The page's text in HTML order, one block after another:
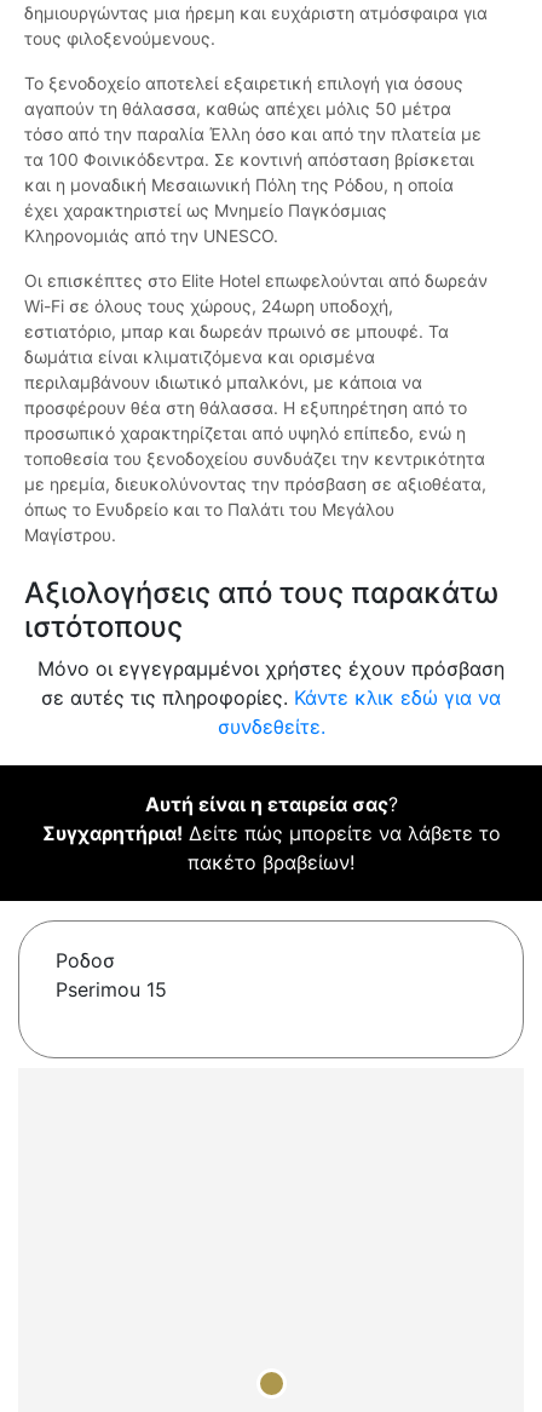
δημιουργώντας μια ήρεμη και ευχάριστη ατμόσφαιρα για
τους φιλοξενούμενους.
Το ξενοδοχείο αποτελεί εξαιρετική επιλογή για όσους
αγαπούν τη θάλασσα, καθώς απέχει μόλις 50 μέτρα
τόσο από την παραλία Έλλη όσο και από την πλατεία με
τα 100 Φοινικόδεντρα. Σε κοντινή απόσταση βρίσκεται
και η μοναδική Μεσαιωνική Πόλη της Ρόδου, η οποία
έχει χαρακτηριστεί ως Μνημείο Παγκόσμιας
Κληρονομιάς από την UNESCO.
Οι επισκέπτες στο Elite Hotel επωφελούνται από δωρεάν
Wi-Fi σε όλους τους χώρους, 24ωρη υποδοχή,
εστιατόριο, μπαρ και δωρεάν πρωινό σε μπουφέ. Τα
δωμάτια είναι κλιματιζόμενα και ορισμένα
περιλαμβάνουν ιδιωτικό μπαλκόνι, με κάποια να
προσφέρουν θέα στη θάλασσα. Η εξυπηρέτηση από το
προσωπικό χαρακτηρίζεται από υψηλό επίπεδο, ενώ η
τοποθεσία του ξενοδοχείου συνδυάζει την κεντρικότητα
με ηρεμία, διευκολύνοντας την πρόσβαση σε αξιοθέατα,
όπως το Ενυδρείο και το Παλάτι του Μεγάλου
Μαγίστρου.
Αξιολογήσεις από τους παρακάτω
ιστότοπους
Μόνο οι εγγεγραμμένοι χρήστες έχουν πρόσβαση
σε αυτές τις πληροφορίες. Κάντε κλικ εδώ για να
συνδεθείτε.
Αυτή είναι η εταιρεία σας?
Συγχαρητήρια! Δείτε πώς μπορείτε να λάβετε το
πακέτο βραβείων!
Ροδοσ
Pserimou 15